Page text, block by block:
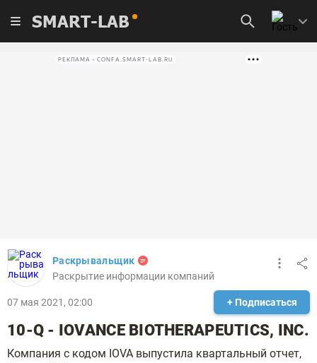
SMART-LAB
РЕКЛАМА • CONFA.SMART-LAB.RU
Раскрывальщик
Раскрытие информации компаний
07 мая 2021, 02:00 + Подписаться
10-Q - IOVANCE BIOTHERAPEUTICS, INC.
Компания с кодом IOVA выпустила квартальный отчет,